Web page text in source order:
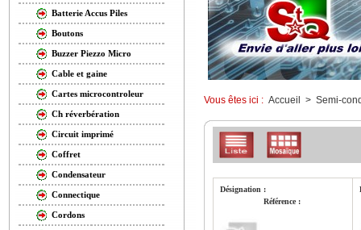
Batterie Accus Piles
Boutons
Buzzer Piezzo Micro
Cable et gaine
Cartes microcontroleur
Ch réverbération
Circuit imprimé
Coffret
Condensateur
Connectique
Cordons
Vous êtes ici : Accueil > Semi-
Désignation :
Référence :